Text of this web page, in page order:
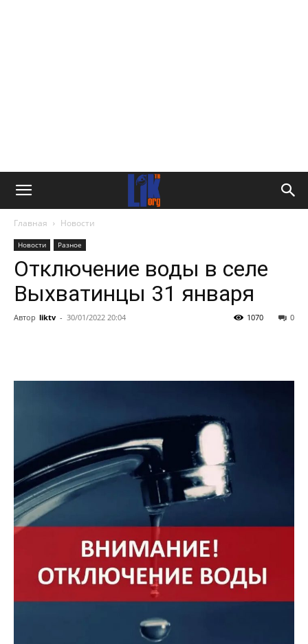
Главная Новости
Новости Разное
Отключение воды в селе
Выхватинцы 31 января
Автор liktv - 30/01/2022 20:04 0
1070